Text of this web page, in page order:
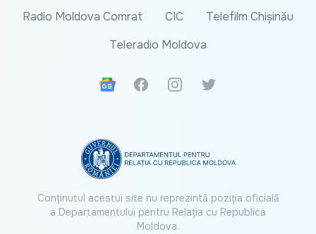
Radio Moldova Comrat
CIC
Telefilm Chișinău
Teleradio Moldova
Google News
FacebookInstagramTwitter
Conținutul acestui site nu reprezintă poziția oficială
a Departamentului pentru Relația cu Republica
Moldova.